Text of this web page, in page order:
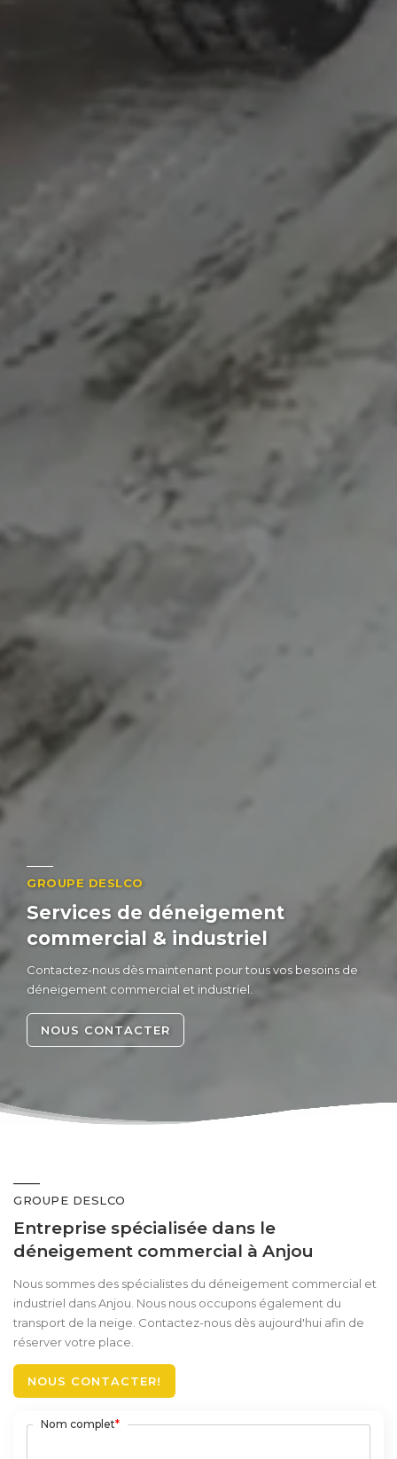
GROUPE DESLCO
Services de déneigement
commercial & industriel
Contactez-nous dès maintenant pour tous vos besoins de
déneigement commercial et industriel.
NOUS CONTACTER
GROUPE DESLCO
Entreprise spécialisée dans le
déneigement commercial à Anjou
Nous sommes des spécialistes du déneigement commercial et
industriel dans Anjou. Nous nous occupons également du
transport de la neige. Contactez-nous dès aujourd'hui afin de
réserver votre place.
NOUS CONTACTER!
Nom complet*